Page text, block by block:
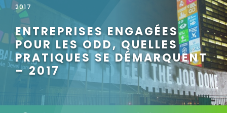
2017
ENTREPRISES ENGAGÉES
POUR LES ODD, QUELLES
PRATIQUES SE DÉMARQUENT
– 2017